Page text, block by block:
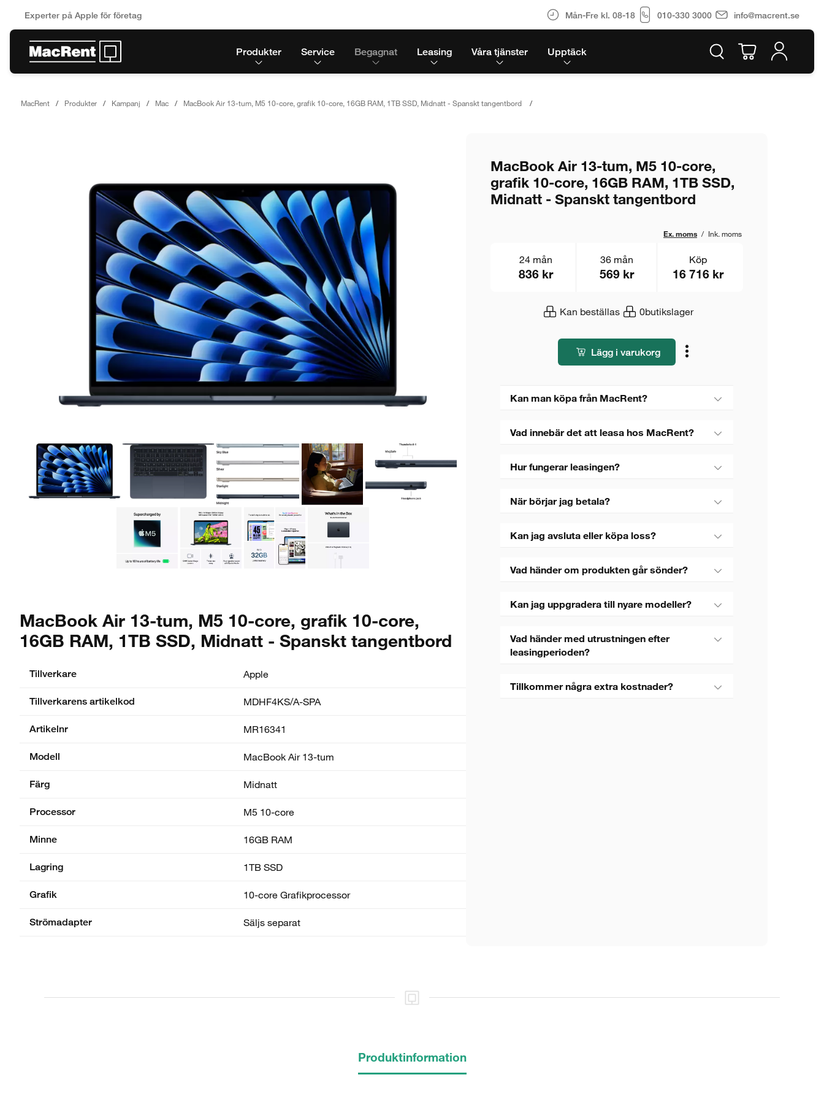
Experter på Apple för företag Mån-Fre kl. 08-18 010-330 3000 info@macrent.se
Produkter Service Begagnat Leasing Våra tjänster Upptäck
MacRent Produkter Kampanj Mac MacBook Air 13-tum, M5 10-core, grafik 10-core, 16GB RAM, 1TB SSD, Midnatt - Spanskt tangentbord
MacBook Air 13-tum, M5 10-core, grafik 10-core,
16GB RAM, 1TB SSD, Midnatt - Spanskt tangentbord
Tillverkare Apple
Tillverkarens artikelkod MDHF4KS/A-SPA
Artikelnr MR16341
Modell MacBook Air 13-tum
Färg Midnatt
Processor M5 10-core
Minne 16GB RAM
Lagring 1TB SSD
Grafik 10-core Grafik­processor
Strömadapter Säljs separat
MacBook Air 13-tum, M5 10-core,
grafik 10-core, 16GB RAM, 1TB SSD,
Midnatt - Spanskt tangentbord
Ex. moms / Ink. moms
Kan beställas 0butikslager
24 mån
836 kr
36 mån
569 kr
Köp
16 716 kr
Lägg i varukorg
Kan man köpa från MacRent?
Vad innebär det att leasa hos MacRent?
Hur fungerar leasingen?
När börjar jag betala?
Kan jag avsluta eller köpa loss?
Vad händer om produkten går sönder?
Kan jag uppgradera till nyare modeller?
Vad händer med utrustningen efter
leasingperioden?
Tillkommer några extra kostnader?
Produktinformation